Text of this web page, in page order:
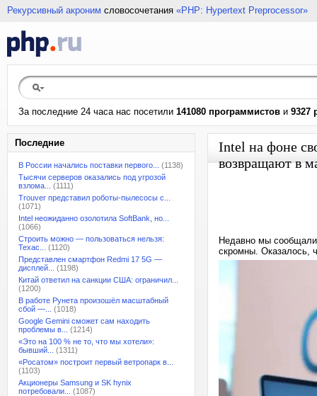
Рекурсивный акроним словосочетания «PHP: Hypertext Preprocessor»
За последние 24 часа нас посетили 141080 программистов и 9327
Последние
В России начались поставки первого...
(1138)
Тысячи серверов оказались под угрозой
взлома...
(1111)
Trouver представил роботы-пылесосы с...
(1071)
Intel неожиданно озолотила SoftBank, но...
(1066)
Строить можно — пользоваться нельзя:
Техас...
(1120)
Представлен смартфон Redmi 17 5G —
дисплей...
(1198)
Китай ответил на санкции США: ограничил...
(1200)
В работе Рунета произошёл масштабный
сбой —...
(1018)
Google Gemini сможет сам находить
проблемы в...
(1214)
«Это на 100 % не то, что мы хотели»:
бывший...
(1311)
«Росатом» построит первый ветропарк в...
(1103)
Акционеры Samsung и SK hynix
потребовали...
(1087)
Intel на фоне
возвращают в
Недавно мы
скромны. Оказалось,